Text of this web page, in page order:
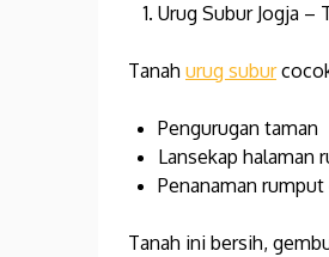
Urug Subur Jogja –
Tanah urug subur
Pengurugan taman
Lansekap halaman
Penanaman
Tanah ini bersih,